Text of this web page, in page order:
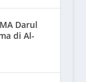
Darul
di Al-